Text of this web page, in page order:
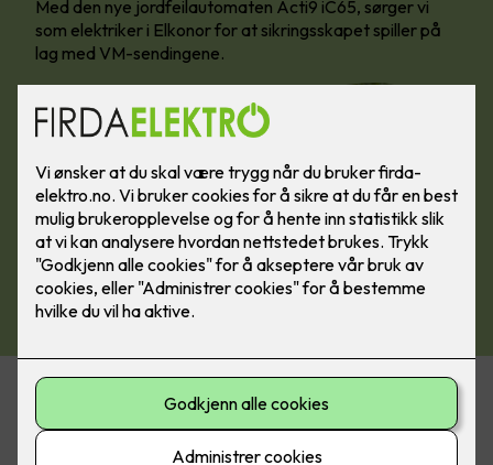
Med den nye jordfeilautomaten Acti9 iC65, sørger vi
som elektriker i Elkonor for at sikringsskapet spiller på
lag med VM-sendingene.
Acti9 iC65 - jordfeilautomaten med
to funksjoner.